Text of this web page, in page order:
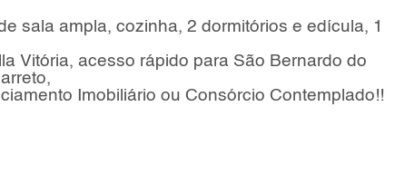
sala ampla, cozinha, 2 dormitórios e edícula, 1
Vitória, acesso rápido para São Bernardo do
Imobiliário ou Consórcio Contemplado!!